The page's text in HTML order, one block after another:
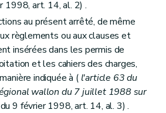
1998, art. 14, al. 2) .
au présent arrêté, de même
règlements ou aux clauses et
insérées dans les permis de
et les cahiers des charges,
indiquée à ( l'article 63 du
wallon du 7 juillet 1988 sur
9 février 1998, art. 14, al. 3) .